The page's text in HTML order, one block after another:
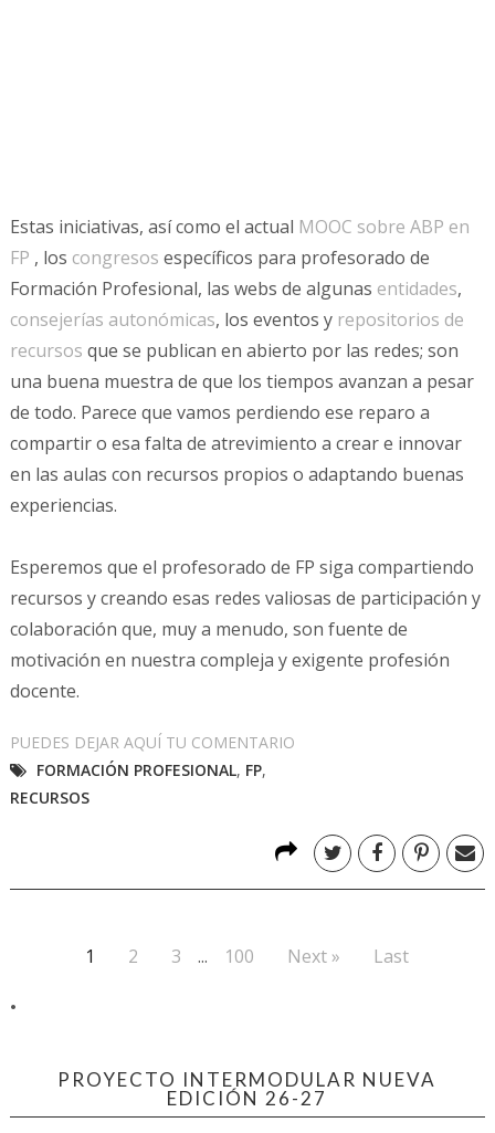
Estas iniciativas, así como el actual MOOC sobre ABP en
FP , los congresos específicos para profesorado de
Formación Profesional, las webs de algunas entidades,
consejerías autonómicas, los eventos y repositorios de
recursos que se publican en abierto por las redes; son
una buena muestra de que los tiempos avanzan a pesar
de todo. Parece que vamos perdiendo ese reparo a
compartir o esa falta de atrevimiento a crear e innovar
en las aulas con recursos propios o adaptando buenas
experiencias.
Esperemos que el profesorado de FP siga compartiendo
recursos y creando esas redes valiosas de participación y
colaboración que, muy a menudo, son fuente de
motivación en nuestra compleja y exigente profesión
docente.
PUEDES DEJAR AQUÍ TU COMENTARIO
FORMACIÓN PROFESIONAL, FP,
RECURSOS
1 2 3 ... 100 Next » Last
.
PROYECTO INTERMODULAR NUEVA
EDICIÓN 26-27